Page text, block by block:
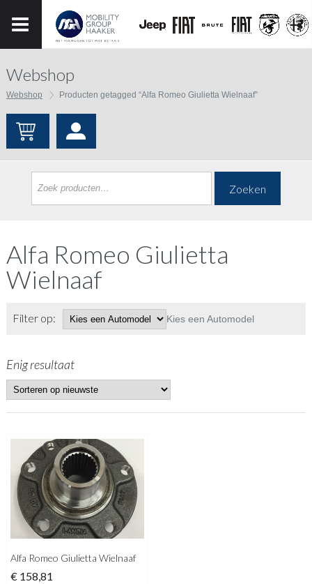
Webshop
Webshop Producten getagged “Alfa Romeo Giulietta Wielnaaf”
Zoeken
Alfa Romeo Giulietta
Wielnaaf
Filter op: Kies een Automodel
Enig resultaat
Alfa Romeo Giulietta Wielnaaf
€ 158,81